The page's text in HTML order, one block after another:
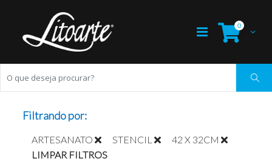
0
Filtrando por:
ARTESANATO STENCIL
42 X 32CM
LIMPAR FILTROS